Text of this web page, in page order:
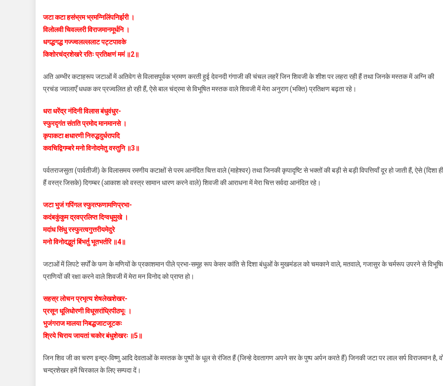
जटा कटा हसंभ्रम भ्रमन्निलिंपनिर्झरी ।
विलोलवी चिवल्लरी विराजमानमूर्धनि ।
धगद्धगद्ध गज्ज्वलल्ललाट पट्टपावके
किशोरचंद्रशेखरे रतिः प्रतिक्षणं ममं ॥2॥
अति अम्भीर कटाहरूप जटाओं में अतिवेग से विलासपूर्वक भ्रमण करती हुई देवनदी गंगाजी की चंचल लहरें जिन शिवजी के शीश पर लहरा रही हैं तथा जिनके मस्तक में अग्नि की
प्रचंड ज्वालाएँ धधक कर प्रज्वलित हो रही हैं, ऐसे बाल चंद्रमा से विभूषित मस्तक वाले शिवजी में मेरा अनुराग (भक्ति) प्रतिक्षण बढ़ता रहे।
धरा धरेंद्र नंदिनी विलास बंधुवंधुर-
स्फुरदृगंत संतति प्रमोद मानमानसे ।
कृपाकटा क्षधारणी निरुद्धदुर्धरापदि
कवचिद्विगम्बरे मनो विनोदमेतु वस्तुनि ॥3॥
पर्वतराजसुता (पार्वतीजी) के विलासमय रमणीय कटाक्षों से परम आनंदित चित्त वाले (माहेश्वर) तथा जिनकी कृपादृष्टि से भक्तों की बड़ी से बड़ी विपत्तियाँ दूर हो जाती हैं, ऐसे (दिशा ही
हैं वस्त्र जिसके) दिगम्बर (आकाश को वस्त्र सामान धारण करने वाले) शिवजी की आराधना में मेरा चित्त सर्वदा आनंदित रहे।
जटा भुजं गपिंगल स्फुरत्फणामणिप्रभा-
कदंबकुंकुम द्रवप्रलिप्त दिग्वधूमुखे ।
मदांध सिंधु रस्फुरत्वगुत्तरीयमेदुरे
मनो विनोदद्भुतं बिंभर्तु भूतभर्तरि ॥4॥
जटाओं में लिपटे सर्पों के फण के मणियों के प्रकाशमान पीले प्रभा-समूह रूप केसर कांति से दिशा बंधुओं के मुखमंडल को चमकाने वाले, मतवाले, गजासुर के चर्मरूप उपरने से
प्राणियों की रक्षा करने वाले शिवजी में मेरा मन विनोद को प्राप्त हो।
सहस्र लोचन प्रभृत्य शेषलेखशेखर-
प्रसून धूलिधोरणी विधूसरांघ्रिपीठभूः ।
भुजंगराज मालया निबद्धजाटजूटकः
श्रिये चिराय जायतां चकोर बंधुशेखरः ॥5॥
जिन शिव जी का चरण इन्द्र-विष्णु आदि देवताओं के मस्तक के पुष्पों के धूल से रंजित हैं (जिन्हे देवतागण अपने सर के पुष्प अर्पन करते हैं) जिनकी जटा पर लाल सर्प विराजमान है,
चन्द्रशेखर हमें चिरकाल के लिए सम्पदा दें।